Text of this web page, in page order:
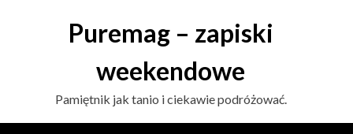
c
Puremag – zapiski
weekendowe
Pamiętnik jak tanio i ciekawie podróżować.